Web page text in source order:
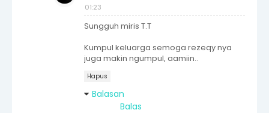
01:23
Sungguh miris T.T
Kumpul keluarga semoga rezeqy nya
juga makin ngumpul, aamiin..
Hapus
Balasan
Balas